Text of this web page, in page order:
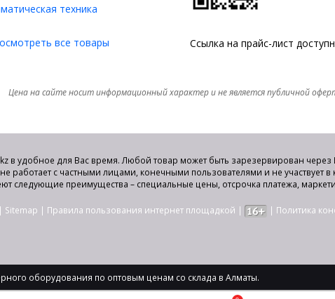
техника
все товары Ссылка на прайс-лист
Цена на сайте носит информационный характер и не является публичной
в удобное для Вас время. Любой товар может быть зарезервирован
работает с частными лицами, конечными пользователями и не участвует
следующие преимущества – специальные цены, отсрочка платежа,
| Sitemap | Правила пользования интернет площадкой | | Политика
оборудования по оптовым ценам со склада в Алматы.